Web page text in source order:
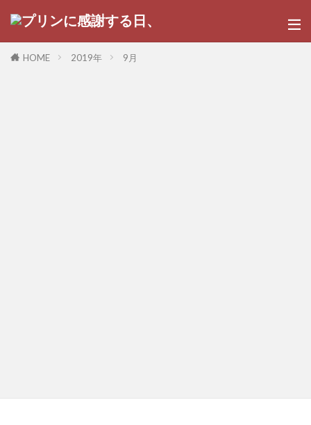
HOME 2019年 9月